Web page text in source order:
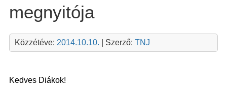
megnyitója
Közzétéve: 2014.10.10. | Szerző: TNJ
Kedves Diákok!